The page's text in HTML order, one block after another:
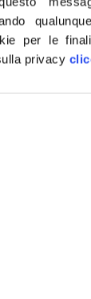
per le
privacy